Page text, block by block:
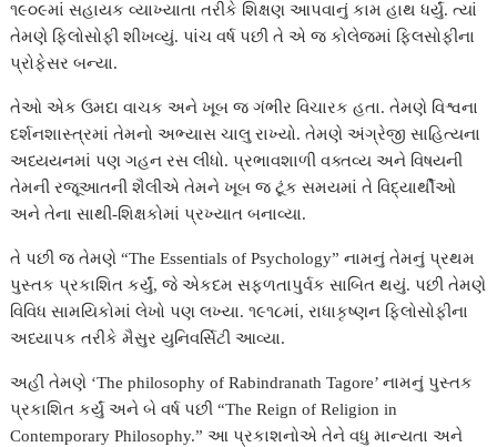
૧૯૦૯માં સહાયક વ્યાખ્યાતા તરીકે શિક્ષણ આપવાનું કામ હાથ ધર્યું. ત્યાં
તેમણે ફિલોસોફી શીખવ્યું. પાંચ વર્ષ પછી તે એ જ કોલેજમાં ફિલસોફીના
પ્રોફેસર બન્યા.
તેઓ એક ઉમદા વાચક અને ખૂબ જ ગંભીર વિચારક હતા. તેમણે વિશ્વના
દર્શનશાસ્ત્રમાં તેમનો અભ્યાસ ચાલુ રાખ્યો. તેમણે અંગ્રેજી સાહિત્યના
અધ્યયનમાં પણ ગહન રસ લીધો. પ્રભાવશાળી વક્તવ્ય અને વિષયની
તેમની રજૂઆતની શૈલીએ તેમને ખૂબ જ ટૂંક સમયમાં તે વિદ્યાર્થીઓ
અને તેના સાથી-શિક્ષકોમાં પ્રખ્યાત બનાવ્યા.
તે પછી જ તેમણે “The Essentials of Psychology” નામનું તેમનું પ્રથમ
પુસ્તક પ્રકાશિત કર્યું, જે એકદમ સફળતાપુર્વક સાબિત થયું. પછી તેમણે
વિવિધ સામયિકોમાં લેખો પણ લખ્યા. ૧૯૧૮માં, રાધાકૃષ્ણન ફિલોસોફીના
અધ્યાપક તરીકે મૈસુર યુનિવર્સિટી આવ્યા.
અહીં તેમણે ‘The philosophy of Rabindranath Tagore’ નામનું પુસ્તક
પ્રકાશિત કર્યું અને બે વર્ષ પછી “The Reign of Religion in
Contemporary Philosophy.” આ પ્રકાશનોએ તેને વધુ માન્યતા અને